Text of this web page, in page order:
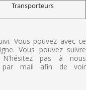
Transporteurs
Vous pouvez avec ce
Vous pouvez suivre
pas à nous
par mail afin de voir